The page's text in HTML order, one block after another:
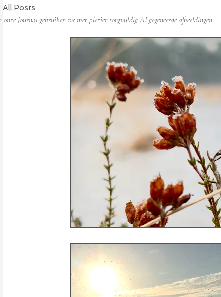
All Posts
onze Journal gebruiken we met plezier zorgvuldig AI gegeneerde afbeeldingen.